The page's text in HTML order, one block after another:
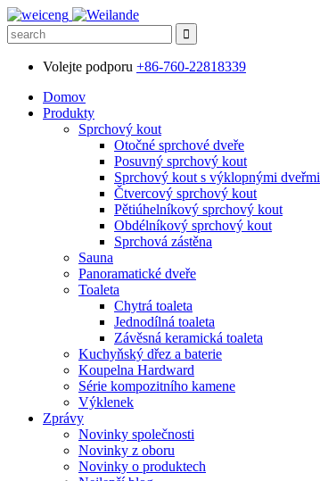
Volejte podporu +86-760-22818339
Domov
Produkty
Sprchový kout
Otočné sprchové dveře
Posuvný sprchový kout
Sprchový kout s výklopnými dveřmi
Čtvercový sprchový kout
Pětiúhelníkový sprchový kout
Obdélníkový sprchový kout
Sprchová zástěna
Sauna
Panoramatické dveře
Toaleta
Chytrá toaleta
Jednodílná toaleta
Závěsná keramická toaleta
Kuchyňský dřez a baterie
Koupelna Hardward
Série kompozitního kamene
Výklenek
Zprávy
Novinky společnosti
Novinky z oboru
Novinky o produktech